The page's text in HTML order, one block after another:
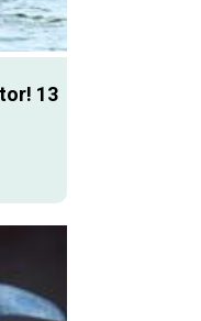
13